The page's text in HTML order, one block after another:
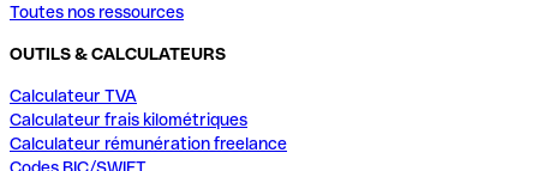
Toutes nos ressources
OUTILS & CALCULATEURS
Calculateur TVA
Calculateur frais kilométriques
Calculateur rémunération freelance